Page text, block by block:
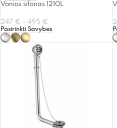
Vonios sifonas 1210L
247 € – 495 €
Pasirinkti Savybes